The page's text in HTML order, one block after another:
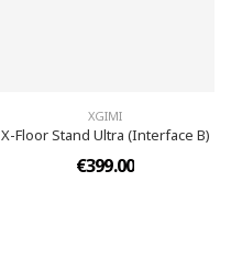
XGIMI
X-Floor Stand Ultra (Interface B)
€399.00